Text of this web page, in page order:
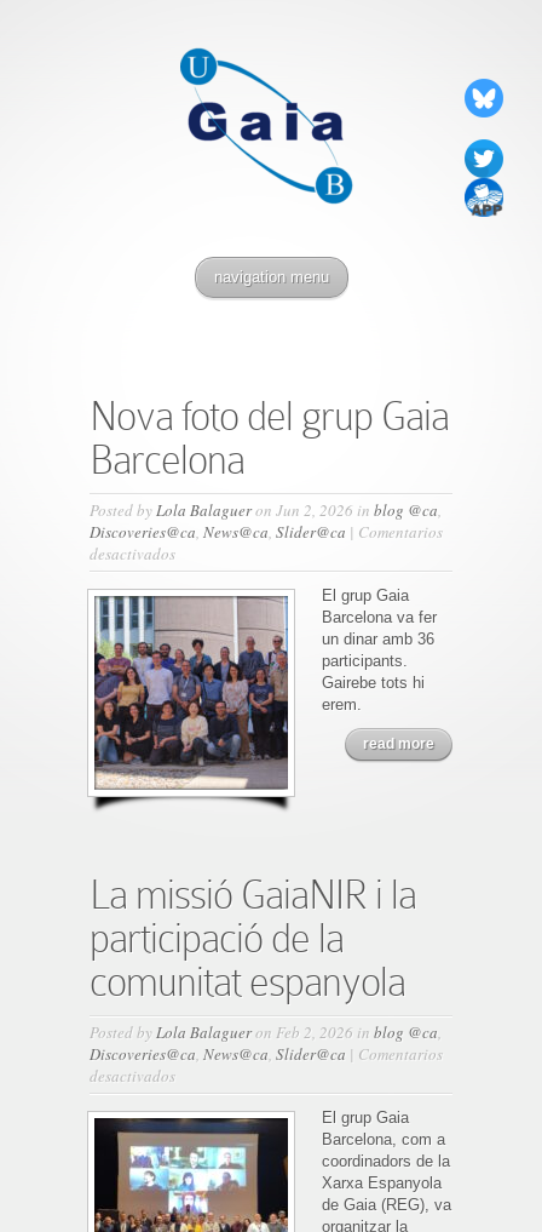
navigation menu
Nova foto del grup Gaia
Barcelona
Posted byLola Balagueron Jun 2, 2026 in blog @ca,
Discoveries@ca, News@ca, Slider@ca | Comentarios
desactivadosen
Nova
foto
grup
Gaia
Barcelona
El grup Gaia
Barcelona va fer
un dinar amb 36
participants.
Gairebe tots hi
erem.
read more
La missió GaiaNIR i la
participació de la
comunitat espanyola
Posted byLola Balagueron Feb 2, 2026 in blog @ca,
Discoveries@ca, News@ca, Slider@ca | Comentarios
desactivadosen
La
missió
GaiaNIR
i
la
participació
de
El grup Gaia
Barcelona, ​​com a
coordinadors de la
Xarxa Espanyola
de Gaia (REG), va
organitzar la